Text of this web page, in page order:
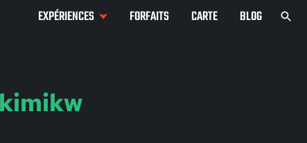
EXPÉRIENCES FORFAITS CARTE BLOG